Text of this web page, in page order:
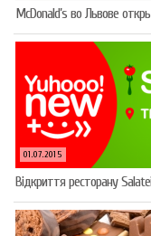
McDonald’s во Львове
01.07.2015
Відкриття ресторану